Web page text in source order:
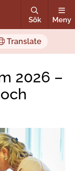
Sök Meny
Translate
2026 –